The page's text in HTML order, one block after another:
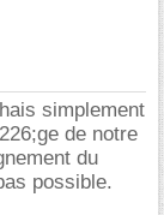
simplement
de notre
du
possible.